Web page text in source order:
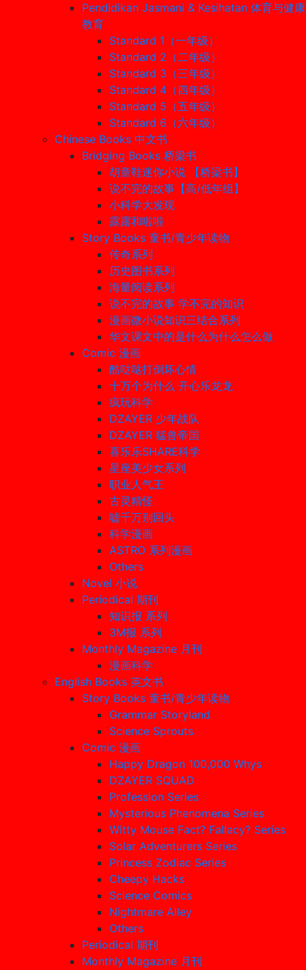
Pendidikan Jasmani & Kesihatan 体育与健康
教育
Standard 1（一年级）
Standard 2（二年级）
Standard 3（三年级）
Standard 4（四年级）
Standard 5（五年级）
Standard 6（六年级）
Chinese Books 中文书
Bridging Books 桥梁书
胡童鞋迷你小说 【桥梁书】
说不完的故事【高/低年组】
小科学大发现
露露和啦啦
Story Books 童书/青少年读物
传奇系列
历史图书系列
海量阅读系列
说不完的故事 学不完的知识
漫画微小说知识三结合系列
华文课文中的是什么为什么怎么做
Comic 漫画
酷哒哒打倒坏心情
十万个为什么 开心乐龙龙
疯玩科学
DZAYER 少年战队
DZAYER 猛兽帝国
喜乐乐SHARE科学
星座美少女系列
职业人气王
古灵精怪
嘘千万别回头
科学漫画
ASTRO 系列漫画
Others
Novel 小说
Periodical 期刊
知识报 系列
3M报 系列
Monthly Magazine 月刊
漫画科学
English Books 英文书
Story Books 童书/青少年读物
Grammar Storyland
Science Sprouts
Comic 漫画
Happy Dragon 100,000 Whys
DZAYER SQUAD
Profession Series
Mysterious Phenomena Series
Witty Mouse Fact? Fallacy? Series
Solar Adventurers Series
Princess Zodiac Series
Cheepy Hacks
Science Comics
Nightmare Alley
Others
Periodical 期刊
Monthly Magazine 月刊